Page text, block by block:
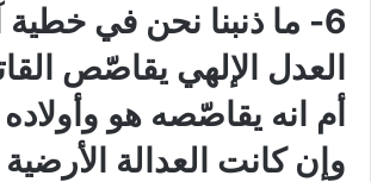
6- ما ذنبنا نحن في
العدل الإلهي يقاصّص
أم انه يقاصّصه هو
وإن كانت العدالة